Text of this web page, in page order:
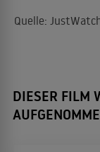
Quelle:
DIESER FILM